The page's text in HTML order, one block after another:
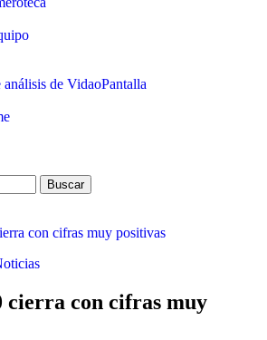
de VidaoPantalla
Buscar
con cifras muy positivas
cierra con cifras muy